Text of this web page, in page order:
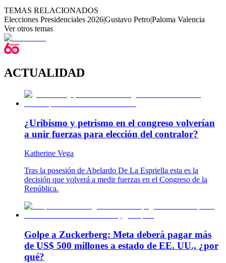
TEMAS RELACIONADOS
Elecciones Presidenciales 2026|Gustavo Petro|Paloma Valencia
Ver otros temas
ACTUALIDAD
¿Uribismo y petrismo en el congreso volverían
a unir fuerzas para elección del contralor?
Katherine Vega
Tras la posesión de Abelardo De La Espriella esta es la
decisión que volverá a medir fuerzas en el Congreso de la
República.
Golpe a Zuckerberg: Meta deberá pagar más
de US$ 500 millones a estado de EE. UU., ¿por
qué?